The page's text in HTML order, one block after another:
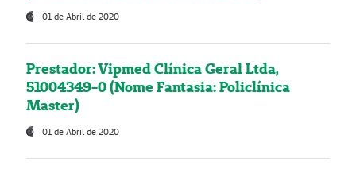
01 de Abril de 2020
Prestador: Vipmed Clínica Geral Ltda,
51004349-0 (Nome Fantasia: Policlínica
Master)
01 de Abril de 2020